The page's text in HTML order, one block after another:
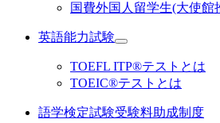
国費外国人留学生(大使館
英語能力試験
TOEFL ITP®テストとは
TOEIC®テストとは
語学検定試験受験料助成制度